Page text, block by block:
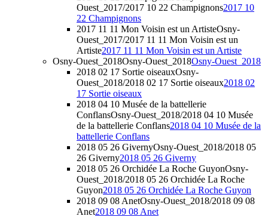
Ouest_2017/2017 10 22 Champignons2017 10
22 Champignons
2017 11 11 Mon Voisin est un ArtisteOsny-
Ouest_2017/2017 11 11 Mon Voisin est un
Artiste2017 11 11 Mon Voisin est un Artiste
Osny-Ouest_2018Osny-Ouest_2018Osny-Ouest_2018
2018 02 17 Sortie oiseauxOsny-
Ouest_2018/2018 02 17 Sortie oiseaux2018 02
17 Sortie oiseaux
2018 04 10 Musée de la battellerie
ConflansOsny-Ouest_2018/2018 04 10 Musée
de la battellerie Conflans2018 04 10 Musée de la
battellerie Conflans
2018 05 26 GivernyOsny-Ouest_2018/2018 05
26 Giverny2018 05 26 Giverny
2018 05 26 Orchidée La Roche GuyonOsny-
Ouest_2018/2018 05 26 Orchidée La Roche
Guyon2018 05 26 Orchidée La Roche Guyon
2018 09 08 AnetOsny-Ouest_2018/2018 09 08
Anet2018 09 08 Anet